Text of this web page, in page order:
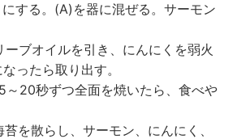
する。(A)を器に混ぜる。サーモン
ブオイルを引き、にんにくを弱火
ったら取り出す。
～20秒ずつ全面を焼いたら、食べや
を散らし、サーモン、にんにく、